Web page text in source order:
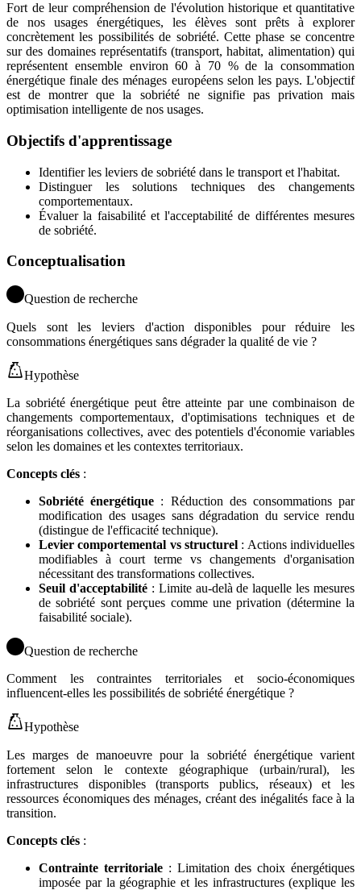
Fort de leur compréhension de l'évolution historique et quantitative
de nos usages énergétiques, les élèves sont prêts à explorer
concrètement les possibilités de sobriété. Cette phase se concentre
sur des domaines représentatifs (transport, habitat, alimentation) qui
représentent ensemble environ 60 à 70 % de la consommation
énergétique finale des ménages européens selon les pays. L'objectif
est de montrer que la sobriété ne signifie pas privation mais
optimisation intelligente de nos usages.
Objectifs d'apprentissage
Identifier les leviers de sobriété dans le transport et l'habitat.
Distinguer les solutions techniques des changements
comportementaux.
Évaluer la faisabilité et l'acceptabilité de différentes mesures
de sobriété.
Conceptualisation
Question de recherche
Quels sont les leviers d'action disponibles pour réduire les
consommations énergétiques sans dégrader la qualité de vie ?
Hypothèse
La sobriété énergétique peut être atteinte par une combinaison de
changements comportementaux, d'optimisations techniques et de
réorganisations collectives, avec des potentiels d'économie variables
selon les domaines et les contextes territoriaux.
Concepts clés :
Sobriété énergétique : Réduction des consommations par
modification des usages sans dégradation du service rendu
(distingue de l'efficacité technique).
Levier comportemental vs structurel : Actions individuelles
modifiables à court terme vs changements d'organisation
nécessitant des transformations collectives.
Seuil d'acceptabilité: Limite au-delà de laquelle les mesures
de sobriété sont perçues comme une privation (détermine la
faisabilité sociale).
Question de recherche
Comment les contraintes territoriales et socio-économiques
influencent-elles les possibilités de sobriété énergétique ?
Hypothèse
Les marges de manoeuvre pour la sobriété énergétique varient
fortement selon le contexte géographique (urbain/rural), les
infrastructures disponibles (transports publics, réseaux) et les
ressources économiques des ménages, créant des inégalités face à la
transition.
Concepts clés :
Contrainte territoriale: Limitation des choix énergétiques
imposée par la géographie et les infrastructures (explique les